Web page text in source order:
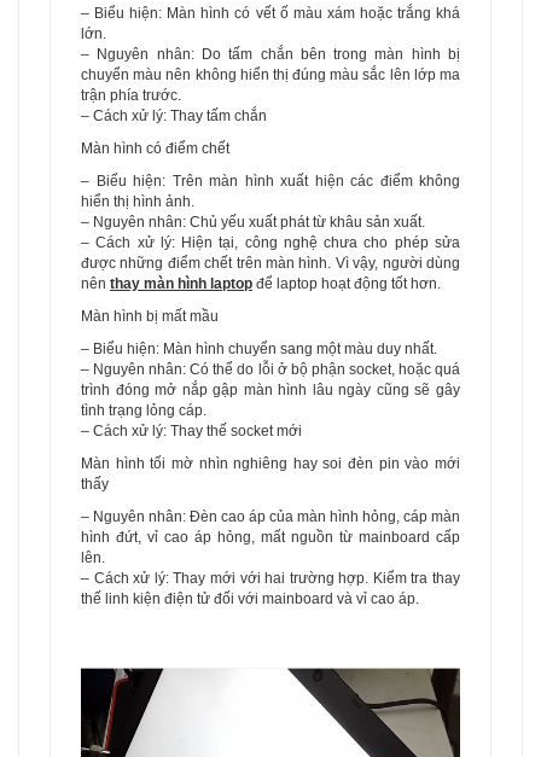
– Biểu hiện: Màn hình có vết ố màu xám hoặc trắng khá
lớn.
– Nguyên nhân: Do tấm chắn bên trong màn hình bị
chuyển màu nên không hiển thị đúng màu sắc lên lớp ma
trận phía trước.
– Cách xử lý: Thay tấm chắn
Màn hình có điểm chết
– Biểu hiện: Trên màn hình xuất hiện các điểm không
hiển thị hình ảnh.
– Nguyên nhân: Chủ yếu xuất phát từ khâu sản xuất.
– Cách xử lý: Hiện tại, công nghệ chưa cho phép sửa
được những điểm chết trên màn hình. Vì vậy, người dùng
nên thay màn hình laptop để laptop hoạt động tốt hơn.
Màn hình bị mất mầu
– Biểu hiện: Màn hình chuyển sang một màu duy nhất.
– Nguyên nhân: Có thể do lỗi ở bộ phận socket, hoặc quá
trình đóng mở nắp gập màn hình lâu ngày cũng sẽ gây
tình trạng lỏng cáp.
– Cách xử lý: Thay thế socket mới
Màn hình tối mờ nhìn nghiêng hay soi đèn pin vào mới
thấy
– Nguyên nhân: Đèn cao áp của màn hình hỏng, cáp màn
hình đứt, vỉ cao áp hỏng, mất nguồn từ mainboard cấp
lên.
– Cách xử lý: Thay mới với hai trường hợp. Kiểm tra thay
thế linh kiện điện tử đối với mainboard và vỉ cao áp.